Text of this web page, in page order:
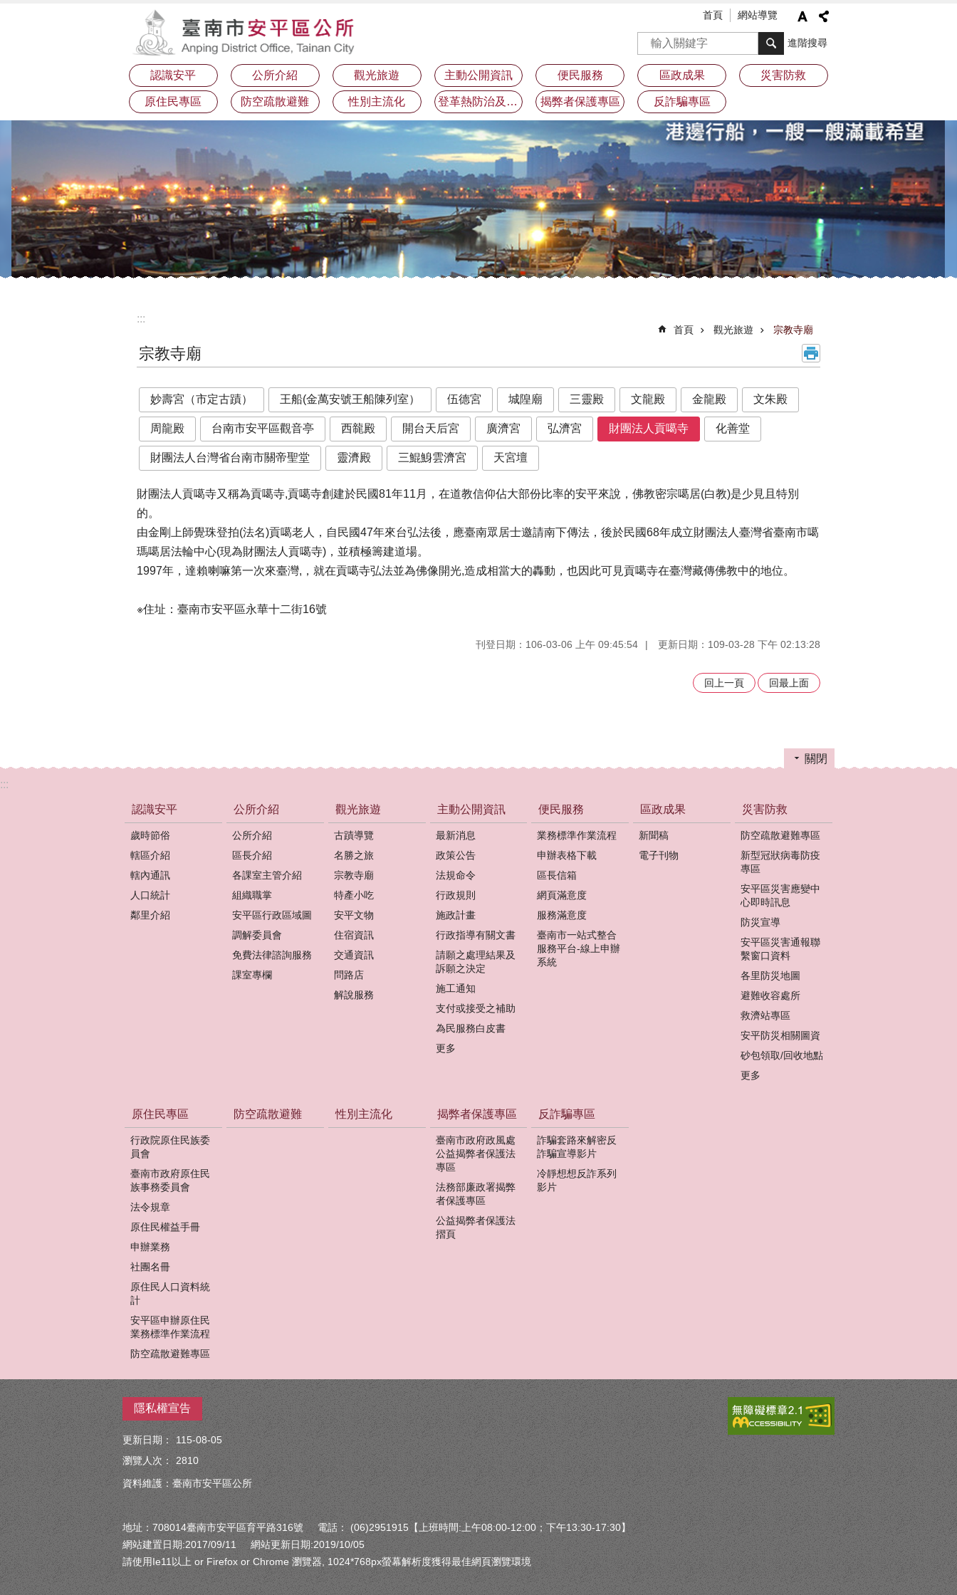
首頁 網站導覽
搜尋 進階搜尋
認識安平 公所介紹 觀光旅遊 主動公開資訊 便民服務 區政成果 災害防救
原住民專區 防空疏散避難 性別主流化 登革熱防治及預防注射疫苗接種專區 揭弊者保護專區 反詐騙專區
:::
首頁 觀光旅遊 宗教寺廟
宗教寺廟
妙壽宮（市定古蹟） 王船(金萬安號王船陳列室） 伍德宮 城隍廟 三靈殿 文龍殿 金龍殿 文朱殿
周龍殿 台南市安平區觀音亭 西㡣殿 開台天后宮 廣濟宮 弘濟宮 財團法人貢噶寺 化善堂
財團法人台灣省台南市關帝聖堂 靈濟殿 三鯤鯓雲濟宮 天宮壇
財團法人貢噶寺又稱為貢噶寺,貢噶寺創建於民國81年11月，在道教信仰佔大部份比率的安平來說，佛教密宗噶居(白教)是少見且特別
的。
由金剛上師覺珠登拍(法名)貢噶老人，自民國47年來台弘法後，應臺南眾居士邀請南下傳法，後於民國68年成立財團法人臺灣省臺南市噶
瑪噶居法輪中心(現為財團法人貢噶寺)，並積極籌建道場。
1997年，達賴喇嘛第一次來臺灣,，就在貢噶寺弘法並為佛像開光,造成相當大的轟動，也因此可見貢噶寺在臺灣藏傳佛教中的地位。
※住址：臺南市安平區永華十二街16號
刊登日期：106-03-06 上午 09:45:54 更新日期：109-03-28 下午 02:13:28
回上一頁 回最上面
關閉
:::
認識安平
歲時節俗
轄區介紹
轄內通訊
人口統計
鄰里介紹
公所介紹
公所介紹
區長介紹
各課室主管介紹
組織職掌
安平區行政區域圖
調解委員會
免費法律諮詢服務
課室專欄
觀光旅遊
古蹟導覽
名勝之旅
宗教寺廟
特產小吃
安平文物
住宿資訊
交通資訊
問路店
解說服務
主動公開資訊
最新消息
政策公告
法規命令
行政規則
施政計畫
行政指導有關文書
請願之處理結果及
訴願之決定
施工通知
支付或接受之補助
為民服務白皮書
更多
便民服務
業務標準作業流程
申辦表格下載
區長信箱
網頁滿意度
服務滿意度
臺南市一站式整合
服務平台-線上申辦
系統
區政成果
新聞稿
電子刊物
災害防救
防空疏散避難專區
新型冠狀病毒防疫
專區
安平區災害應變中
心即時訊息
防災宣導
安平區災害通報聯
繫窗口資料
各里防災地圖
避難收容處所
救濟站專區
安平防災相關圖資
砂包領取/回收地點
更多
原住民專區
行政院原住民族委
員會
臺南市政府原住民
族事務委員會
法令規章
原住民權益手冊
申辦業務
社團名冊
原住民人口資料統
計
安平區申辦原住民
業務標準作業流程
防空疏散避難專區
防空疏散避難 性別主流化 揭弊者保護專區
臺南市政府政風處
公益揭弊者保護法
專區
法務部廉政署揭弊
者保護專區
公益揭弊者保護法
摺頁
反詐騙專區
詐騙套路來解密反
詐騙宣導影片
冷靜想想反詐系列
影片
隱私權宣告
更新日期：
115-08-05
瀏覽人次：
2810
資料維護：臺南市安平區公所
地址：708014臺南市安平區育平路316號 電話： (06)2951915【上班時間:上午08:00-12:00；下午13:30-17:30】
網站建置日期:2017/09/11 網站更新日期:2019/10/05
請使用Ie11以上 or Firefox or Chrome 瀏覽器, 1024*768px螢幕解析度獲得最佳網頁瀏覽環境